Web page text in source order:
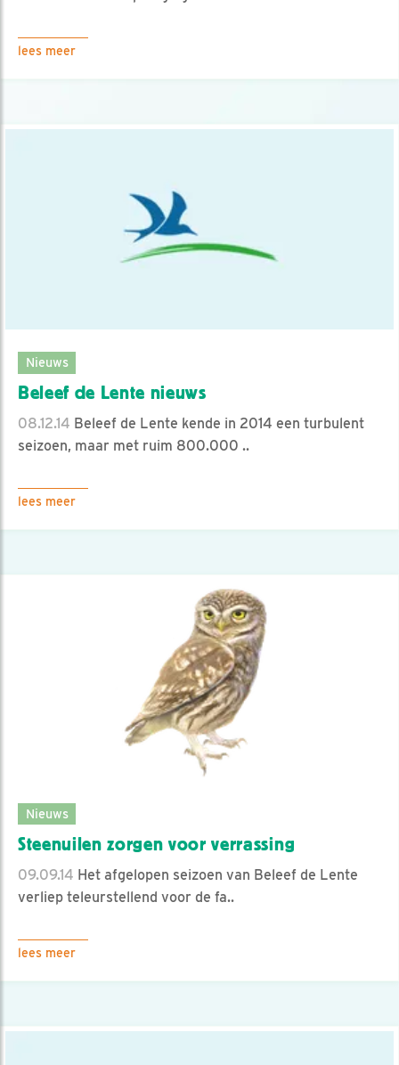
lees meer
Nieuws
Beleef de Lente nieuws
08.12.14 Beleef de Lente kende in 2014 een turbulent
seizoen, maar met ruim 800.000 ..
lees meer
Nieuws
Steenuilen zorgen voor verrassing
09.09.14 Het afgelopen seizoen van Beleef de Lente
verliep teleurstellend voor de fa..
lees meer